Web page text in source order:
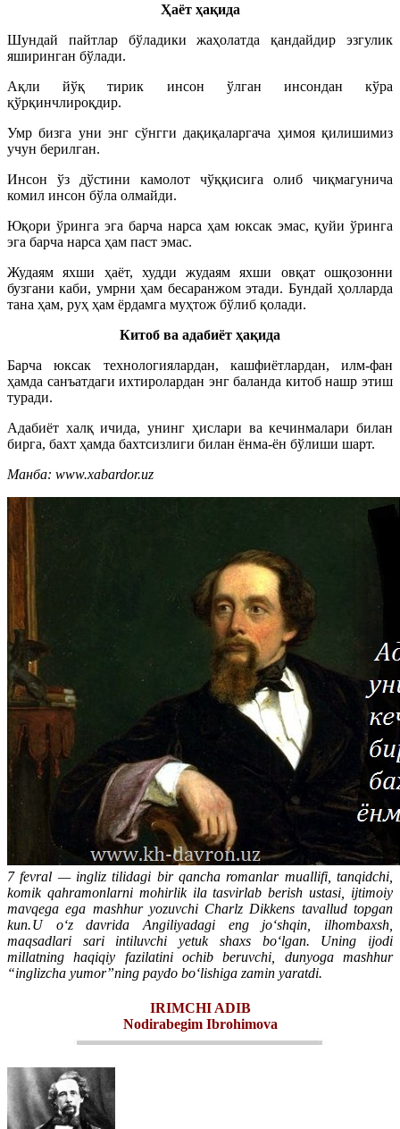
Ҳаёт ҳақида
Шундай пайтлар бўладики жаҳолатда қандайдир эзгулик
яширинган бўлади.
Ақли йўқ тирик инсон ўлган инсондан кўра
қўрқинчлироқдир.
Умр бизга уни энг сўнгги дақиқаларгача ҳимоя қилишимиз
учун берилган.
Инсон ўз дўстини камолот чўққисига олиб чиқмагунича
комил инсон бўла олмайди.
Юқори ўринга эга барча нарса ҳам юксак эмас, қуйи ўринга
эга барча нарса ҳам паст эмас.
Жудаям яхши ҳаёт, худди жудаям яхши овқат ошқозонни
бузгани каби, умрни ҳам бесаранжом этади. Бундай ҳолларда
тана ҳам, руҳ ҳам ёрдамга муҳтож бўлиб қолади.
Китоб ва адабиёт ҳақида
Барча юксак технологиялардан, кашфиётлардан, илм-фан
ҳамда санъатдаги ихтиролардан энг баланда китоб нашр этиш
туради.
Адабиёт халқ ичида, унинг ҳислари ва кечинмалари билан
бирга, бахт ҳамда бахтсизлиги билан ёнма-ён бўлиши шарт.
Манба: www.xabardor.uz
7 fevral — ingliz tilidagi bir qancha romanlar muallifi, tanqidchi,
komik qahramonlarni mohirlik ila tasvirlab berish ustasi, ijtimoiy
mavqega ega mashhur yozuvchi Charlz Dikkens tavallud topgan
kun.U o‘z davrida Angiliyadagi eng jo‘shqin, ilhombaxsh,
maqsadlari sari intiluvchi yetuk shaxs bo‘lgan. Uning ijodi
millatning haqiqiy fazilatini ochib beruvchi, dunyoga mashhur
“inglizcha yumor”ning paydo bo‘lishiga zamin yaratdi.
IRIMCHI ADIB
Nodirabegim Ibrohimova